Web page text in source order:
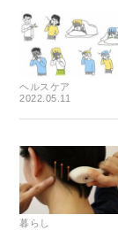
ヘルスケア
2022.05.11
暮らし